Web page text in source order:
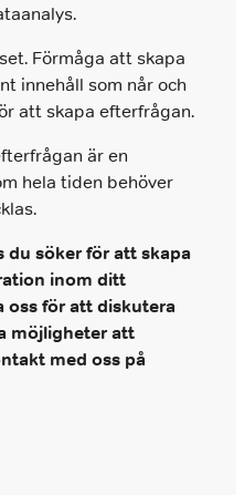
Förmåga att skapa
innehåll som når och
att skapa efterfrågan.
är en
hela tiden behöver
du söker för att skapa
inom ditt
oss för att diskutera
möjligheter att
med oss på